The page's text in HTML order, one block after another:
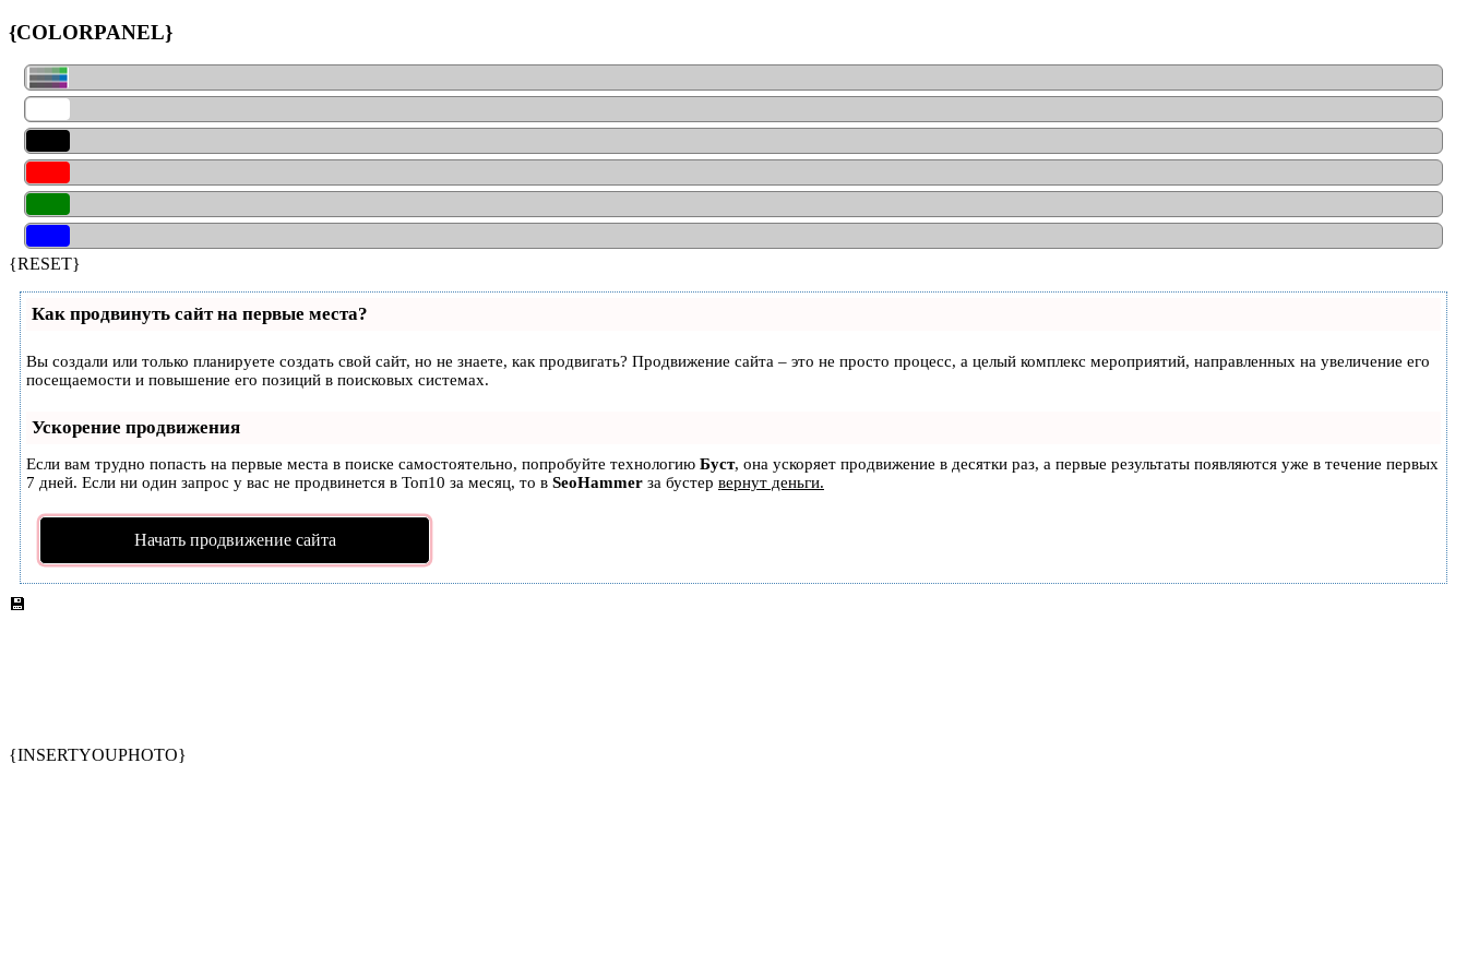
{COLORPANEL}
{RESET}
Как продвинуть сайт на первые места?
Вы создали или только планируете создать свой сайт, но не знаете, как продвигать? Продвижение сайта – это не просто процесс, а целый комплекс мероприятий, направленных на увеличение его
посещаемости и повышение его позиций в поисковых системах.
Ускорение продвижения
Если вам трудно попасть на первые места в поиске самостоятельно, попробуйте технологию Буст, она ускоряет продвижение в десятки раз, а первые результаты появляются уже в течение первых
7 дней. Если ни один запрос у вас не продвинется в Топ10 за месяц, то в SeoHammer за бустер вернут деньги.
Начать продвижение сайта
💾
{INSERTYOUPHOTO}